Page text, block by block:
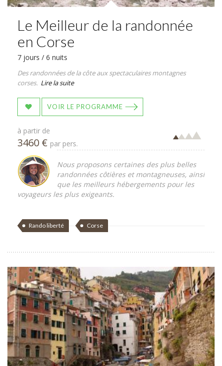
Le Meilleur de la randonnée
en Corse
7 jours / 6 nuits
Des randonnées de la côte aux spectaculaires montagnes
corses. Lire la suite
VOIR LE PROGRAMME
à partir de
3460 € par pers.
Nous proposons certaines des plus belles
randonnées côtières et montagneuses, ainsi
que les meilleurs hébergements pour les
voyageurs les plus exigeants.
Rando liberté Corse